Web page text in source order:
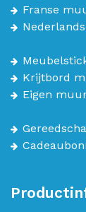
Franse
Krijtbord
Eigen